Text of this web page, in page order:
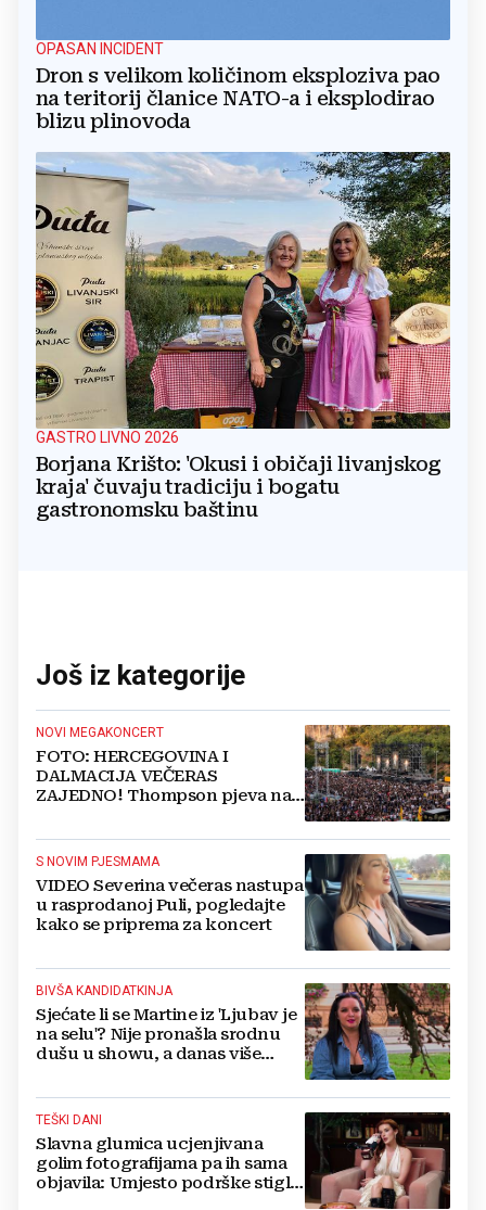
OPASAN INCIDENT
Dron s velikom količinom eksploziva pao
na teritorij članice NATO-a i eksplodirao
blizu plinovoda
GASTRO LIVNO 2026
Borjana Krišto: 'Okusi i običaji livanjskog
kraja' čuvaju tradiciju i bogatu
gastronomsku baštinu
Još iz kategorije
NOVI MEGAKONCERT
FOTO: HERCEGOVINA I
DALMACIJA VEČERAS
ZAJEDNO! Thompson pjeva na
S NOVIM PJESMAMA
VIDEO Severina večeras nastupa
u rasprodanoj Puli, pogledajte
kako se priprema za koncert
BIVŠA KANDIDATKINJA
Sjećate li se Martine iz 'Ljubav je
na selu'? Nije pronašla srodnu
dušu u showu, a danas više
TEŠKI DANI
Slavna glumica ucjenjivana
golim fotografijama pa ih sama
objavila: Umjesto podrške stigle